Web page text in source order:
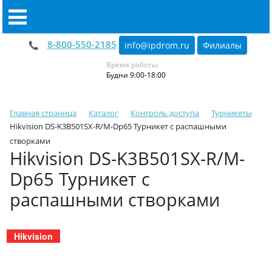
8-800-550-2185 info@ipdrom.ru Филиалы
Время работы:
Будни 9:00-18:00
Главная страница Каталог Контроль доступа
Турникеты
Hikvision DS-K3B501SX-R/M-Dp65 Турникет с распашными
створками
Hikvision DS-K3B501SX-R/M-
Dp65 Турникет с
распашными створками
Hikvision